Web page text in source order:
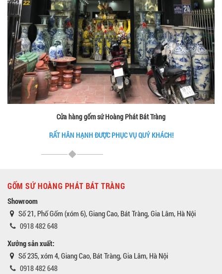
Cửa hàng gốm sứ Hoàng Phát Bát Tràng
RẤT HÂN HẠNH ĐƯỢC PHỤC VỤ QUÝ KHÁCH!
GỐM SỨ HOÀNG PHÁT BÁT TRÀNG
Showroom
Số 21, Phố Gốm (xóm 6), Giang Cao, Bát Tràng, Gia Lâm, Hà Nội
0918 482 648
Xưởng sản xuất:
Số 235, xóm 4, Giang Cao, Bát Tràng, Gia Lâm, Hà Nội
0918 482 648